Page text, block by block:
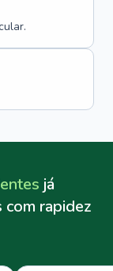
já
com rapidez